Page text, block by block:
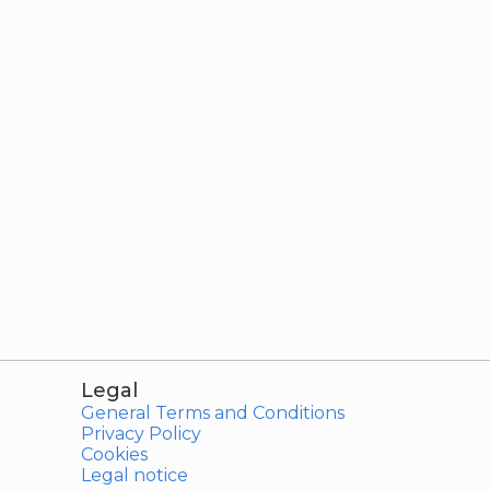
Legal
General Terms and Conditions
Privacy Policy
Cookies
Legal notice